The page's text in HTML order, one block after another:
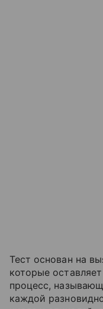
Тест основан на
которые
процесс,
каждой